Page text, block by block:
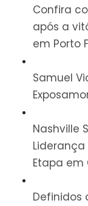
Confira
após a
em Porto
Samuel
Nashville
Liderança
Etapa em
Definidos